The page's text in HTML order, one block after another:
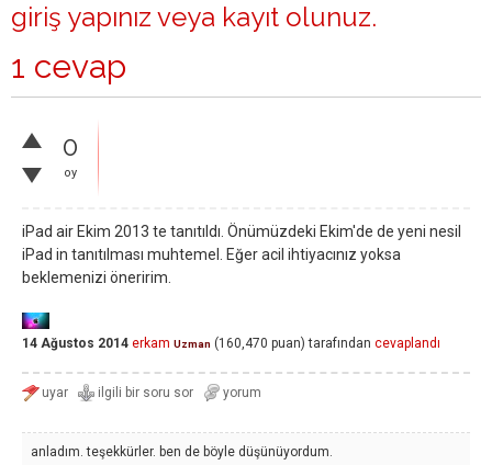
giriş yapınız veya kayıt olunuz.
1 cevap
0
oy
iPad air Ekim 2013 te tanıtıldı. Önümüzdeki Ekim'de de yeni nesil
iPad in tanıtılması muhtemel. Eğer acil ihtiyacınız yoksa
beklemenizi öneririm.
14 Ağustos 2014 erkam Uzman (160,470 puan) tarafından cevaplandı
anladım. teşekkürler. ben de böyle düşünüyordum.